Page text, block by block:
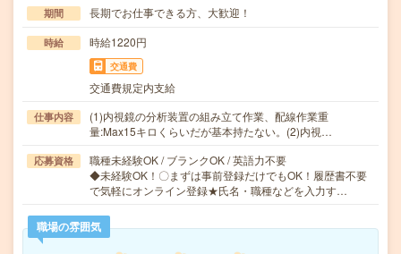
期間 長期でお仕事できる方、大歓迎！
時給 時給1220円
交通費
交通費規定内支給
仕事内容
(1)内視鏡の分析装置の組み立て作業、配線作業重
量:Max15キロくらいだが基本持たない。(2)内視…
応募資格
職種未経験OK / ブランクOK / 英語力不要
◆未経験OK！〇まずは事前登録だけでもOK！履歴書不要
で気軽にオンライン登録★氏名・職種などを入力す…
職場の雰囲気